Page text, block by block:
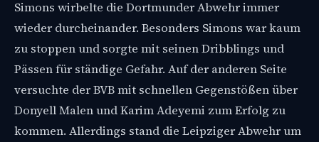
Simons wirbelte die Dortmunder Abwehr immer
wieder durcheinander. Besonders Simons war kaum
zu stoppen und sorgte mit seinen Dribblings und
Pässen für ständige Gefahr. Auf der anderen Seite
versuchte der BVB mit schnellen Gegenstößen über
Donyell Malen und Karim Adeyemi zum Erfolg zu
kommen. Allerdings stand die Leipziger Abwehr um